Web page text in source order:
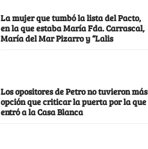
La mujer que tumbó la lista del Pacto,
en la que estaba María Fda. Carrascal,
María del Mar Pizarro y “Lalis
Los opositores de Petro no tuvieron más
opción que criticar la puerta por la que
entró a la Casa Blanca